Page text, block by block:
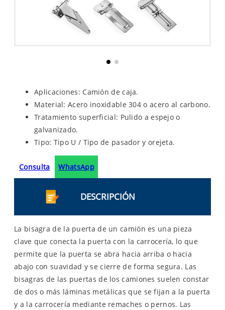
Aplicaciones: Camión de caja.
Material: Acero inoxidable 304 o acero al carbono.
Tratamiento superficial: Pulido a espejo o
galvanizado.
Tipo: Tipo U / Tipo de pasador y orejeta.
Consulta WhatsApp
DESCRIPCIÓN
La bisagra de la puerta de un camión es una pieza
clave que conecta la puerta con la carrocería, lo que
permite que la puerta se abra hacia arriba o hacia
abajo con suavidad y se cierre de forma segura. Las
bisagras de las puertas de los camiones suelen constar
de dos o más láminas metálicas que se fijan a la puerta
y a la carrocería mediante remaches o pernos. Las